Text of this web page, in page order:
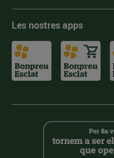
Les nostres apps